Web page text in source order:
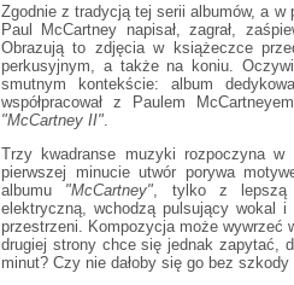
Zgodnie z tradycją tej serii albumów, a w
Paul McCartney napisał, zagrał,
Obrazują to zdjęcia w książeczce
perkusyjnym, a także na koniu.
smutnym kontekście: album
współpracował z Paulem
"McCartney II"
Trzy kwadranse muzyki rozpoczyna w
pierwszej minucie utwór porywa
albumu "McCartney" , tylko z lepszą
elektryczną, wchodzą pulsujący wokal
przestrzeni. Kompozycja może wywrzeć
drugiej strony chce się jednak zapytać,
minut? Czy nie dałoby się go bez